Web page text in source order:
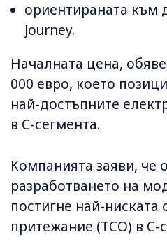
ориентираната към
Journey.
Началната цена,
000 евро, което
най-достъпните
в C-сегмента.
Компанията заяви, че
разработването на
постигне най-
притежание (TCO) в C-